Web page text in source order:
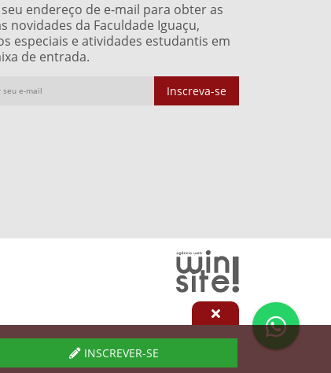
INSCREVER-SE
endereço de e-mail para obter as
novidades da Faculdade Iguaçu,
especiais e atividades estudantis em
de entrada.
Inscreva-se